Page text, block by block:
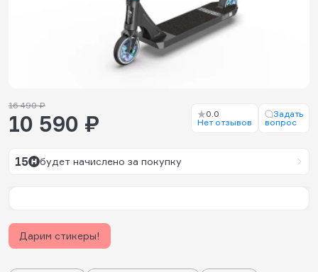
16 490 ₽
10 590 ₽
0.0
Нет отзывов
Задать
вопрос
15 будет начислено за покупку
Дарим стикеры!